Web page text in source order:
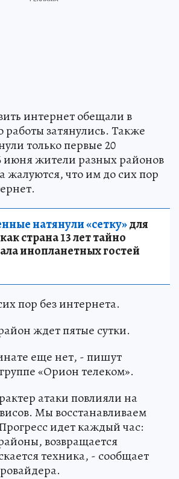
интернет обещали в
работы затянулись. Также
только первые 20
июня жители разных районов
жалуются, что им до сих пор
натянули «сетку»для
страна 13 лет тайно
инопланетных гостей
пор без интернета.
ждет пятые сутки.
еще нет, - пишут
«Орион телеком».
атаки повлияли на
Мы восстанавливаем
идет каждый час:
возвращается
техника, - сообщает